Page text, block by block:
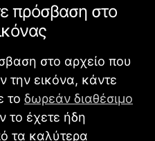
πρόσβαση στο
στο αρχείο που
την εικόνα, κάντε
το δωρεάν διαθέσιμο
το έχετε ήδη
τα καλύτερα